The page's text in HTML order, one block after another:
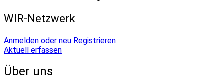
WIR-Netzwerk
Anmelden oder neu Registrieren
Aktuell erfassen
Über uns